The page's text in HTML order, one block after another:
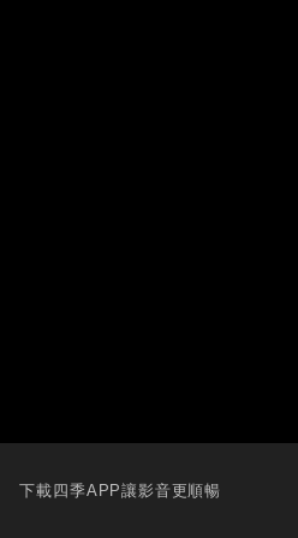
下載四季APP讓影音更順暢